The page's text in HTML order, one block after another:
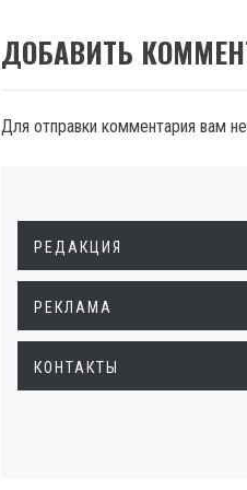
ДОБАВИТЬ
Для отправки комментария вам
РЕДАКЦИЯ
РЕКЛАМА
КОНТАКТЫ